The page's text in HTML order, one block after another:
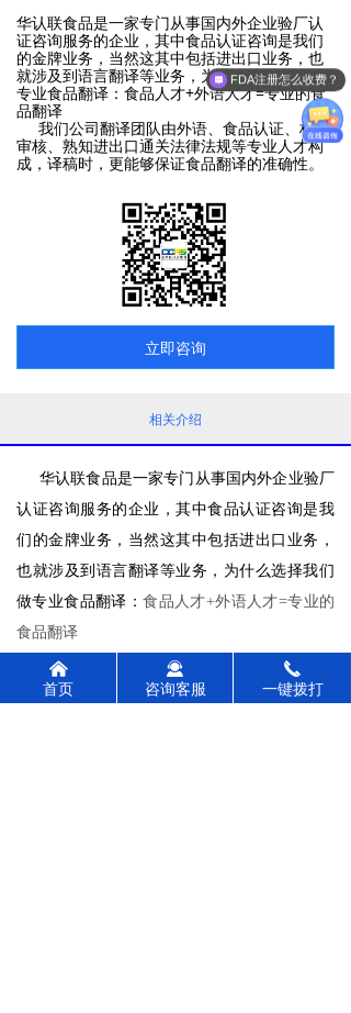
华认联食品是一家专门从事国内外企业验厂认
证咨询服务的企业，其中食品认证咨询是我们
的金牌业务，当然这其中包括进出口业务，也
就涉及到语言翻译等业务，为什么选择我们做
专业食品翻译：食品人才+外语人才=专业的食
品翻译
我们公司翻译团队由外语、食品认证、标贴
审核、熟知进出口通关法律法规等专业人才构
成，译稿时，更能够保证食品翻译的准确性。
立即咨询
相关介绍
华认联食品是一家专门从事国内外企业验厂
认证咨询服务的企业，其中食品认证咨询是我
们的金牌业务，当然这其中包括进出口业务，
也就涉及到语言翻译等业务，为什么选择我们
做专业食品翻译：食品人才+外语人才=专业的
食品翻译
我们公司翻译团队由外语、食品认证、标贴
审核、熟知进出口通关法律法规等专业人才构
낀
首页
끤
咨询客服
끅
一键拨打
FDA注册怎么收费？